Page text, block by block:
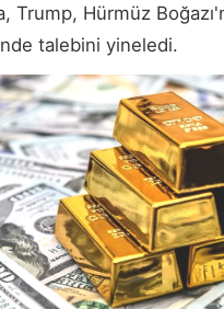
Trump, Hürmüz
talebini yineledi.